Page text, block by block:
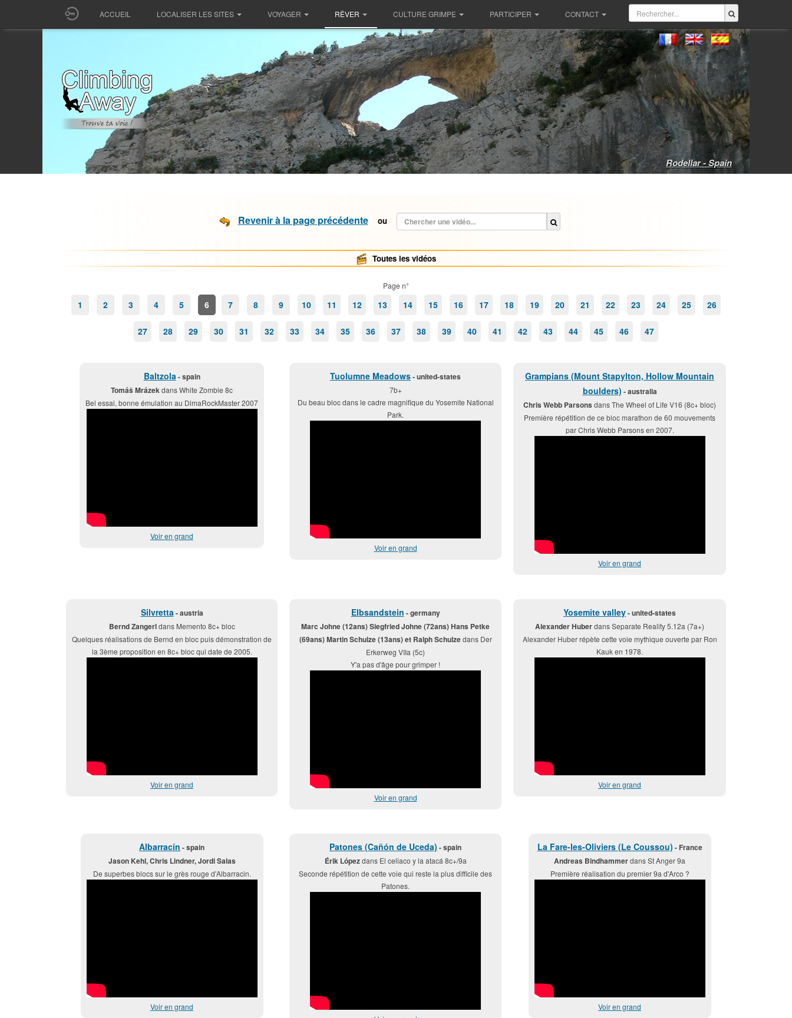
ACCUEIL LOCALISER LES SITES VOYAGER RÊVER CULTURE GRIMPE PARTICIPER CONTACT
Rodellar - Spain
Revenir à la page précédenteou
Toutes les vidéos
Page n°
1 2 3 4 5 6 7 8 9 10 11 12 13 14 15 16 17 18 19 20 21 22 23 24 25 26
27 28 29 30 31 32 33 34 35 36 37 38 39 40 41 42 43 44 45 46 47
Baltzola- spain
Tomáš Mrázekdans White Zombie 8c
Bel essai, bonne émulation au DimaRockMaster 2007
Voir en grand
Tuolumne Meadows- united-states
7b+
Du beau bloc dans le cadre magnifique du Yosemite National
Park.
Voir en grand
Grampians (Mount Stapylton, Hollow Mountain
boulders) - australia
Chris Webb Parsons dans The Wheel of Life V16 (8c+ bloc)
Première répétition de ce bloc marathon de 60 mouvements
par Chris Webb Parsons en 2007.
Voir en grand
Silvretta- austria
Bernd Zangerldans Memento 8c+ bloc
Quelques réalisations de Bernd en bloc puis démonstration de
la 3ème proposition en 8c+ bloc qui date de 2005.
Voir en grand
Elbsandstein - germany
Marc Johne (12ans) Siegfried Johne (72ans) Hans Petke
(69ans) Martin Schulze (13ans) et Ralph Schulzedans Der
Erkerweg VIIa (5c)
Y'a pas d'âge pour grimper !
Voir en grand
Yosemite valley- united-states
Alexander Huberdans Separate Reality 5.12a (7a+)
Alexander Huber répète cette voie mythique ouverte par Ron
Kauk en 1978.
Voir en grand
Albarracín - spain
Jason Kehl, Chris Lindner, Jordi Salas
De superbes blocs sur le grès rouge d'Albarracin.
Voir en grand
Patones (Cañón de Uceda) - spain
Érik Lópezdans El celiaco y la atacá 8c+/9a
Seconde répétition de cette voie qui reste la plus difficile des
Patones.
La Fare-les-Oliviers (Le Coussou) - France
Andreas Bindhammerdans St Anger 9a
Première réalisation du premier 9a d'Arco ?
Voir en grand